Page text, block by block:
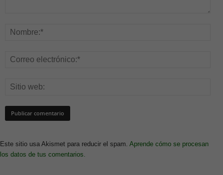
Este sitio usa Akismet para reducir el spam. Aprende cómo se procesan
los datos de tus comentarios.